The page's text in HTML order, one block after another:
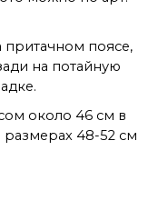
притачном поясе,
на потайную
около 46 см в
48-52 см